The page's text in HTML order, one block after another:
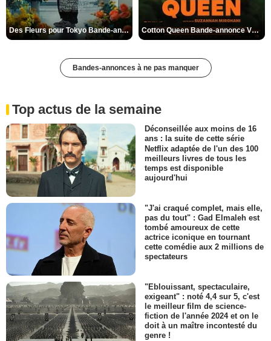
Des Fleurs pour Tokyo Bande-annonce VO STFR Cotton Queen Bande-annonce VO STFR
Bandes-annonces à ne pas manquer
Top actus de la semaine
Déconseillée aux moins de 16
ans : la suite de cette série
Netflix adaptée de l'un des 100
meilleurs livres de tous les
temps est disponible
aujourd'hui
"J'ai craqué complet, mais elle,
pas du tout" : Gad Elmaleh est
tombé amoureux de cette
actrice iconique en tournant
cette comédie aux 2 millions de
spectateurs
"Eblouissant, spectaculaire,
exigeant" : noté 4,4 sur 5, c'est
le meilleur film de science-
fiction de l'année 2024 et on le
doit à un maître incontesté du
genre !